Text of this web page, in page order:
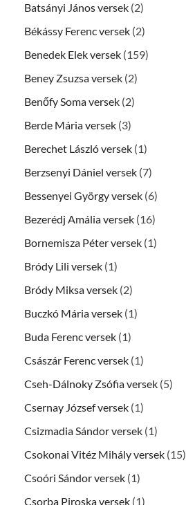
Batsányi János versek (2)
Békássy Ferenc versek (2)
Benedek Elek versek (159)
Beney Zsuzsa versek (2)
Benőfy Soma versek (2)
Berde Mária versek (3)
Berechet László versek (1)
Berzsenyi Dániel versek (7)
Bessenyei György versek (6)
Bezerédj Amália versek (16)
Bornemisza Péter versek (1)
Bródy Lili versek (1)
Bródy Miksa versek (2)
Buczkó Mária versek (1)
Buda Ferenc versek (1)
Császár Ferenc versek (1)
Cseh-Dálnoky Zsófia versek (5)
Csernay József versek (1)
Csizmadia Sándor versek (1)
Csokonai Vitéz Mihály versek (15)
Csoóri Sándor versek (1)
Csorba Piroska versek (1)